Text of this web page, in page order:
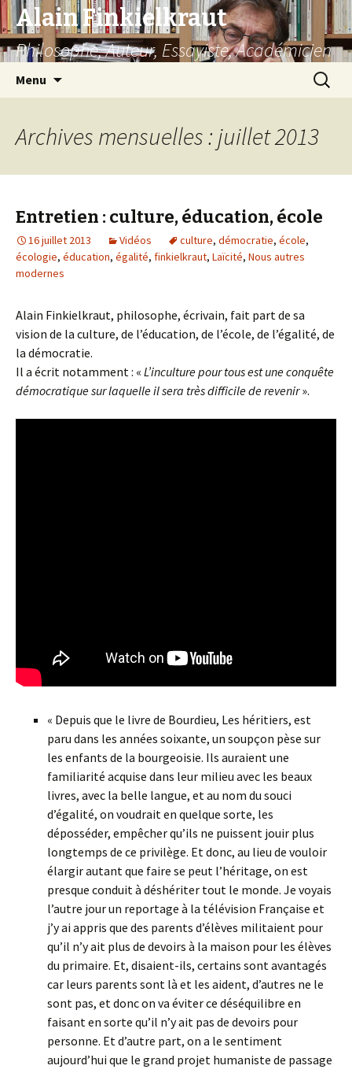
Alain Finkielkraut
Philosophe, Auteur, Essayiste, Académicien
Menu
Archives mensuelles : juillet 2013
Entretien : culture, éducation, école
16 juillet 2013 Vidéos culture, démocratie, école,
écologie, éducation, égalité, finkielkraut, Laïcité, Nous autres
modernes
Alain Finkielkraut, philosophe, écrivain, fait part de sa
vision de la culture, de l’éducation, de l’école, de l’égalité, de
la démocratie.
Il a écrit notamment : « L’inculture pour tous est une conquête
démocratique sur laquelle il sera très difficile de revenir».
« Depuis que le livre de Bourdieu, Les héritiers, est
paru dans les années soixante, un soupçon pèse sur
les enfants de la bourgeoisie. Ils auraient une
familiarité acquise dans leur milieu avec les beaux
livres, avec la belle langue, et au nom du souci
d’égalité, on voudrait en quelque sorte, les
déposséder, empêcher qu’ils ne puissent jouir plus
longtemps de ce privilège. Et donc, au lieu de vouloir
élargir autant que faire se peut l’héritage, on est
presque conduit à déshériter tout le monde. Je voyais
l’autre jour un reportage à la télévision Française et
j’y ai appris que des parents d’élèves militaient pour
qu’il n’y ait plus de devoirs à la maison pour les élèves
du primaire. Et, disaient-ils, certains sont avantagés
car leurs parents sont là et les aident, d’autres ne le
sont pas, et donc on va éviter ce déséquilibre en
faisant en sorte qu’il n’y ait pas de devoirs pour
personne. Et d’autre part, on a le sentiment
aujourd’hui que le grand projet humaniste de passage